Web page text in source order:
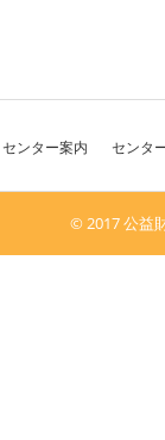
センター案内 センタ
© 2017 公益